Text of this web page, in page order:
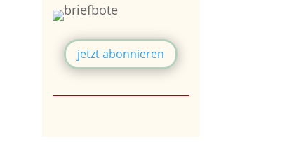
jetzt abonnieren